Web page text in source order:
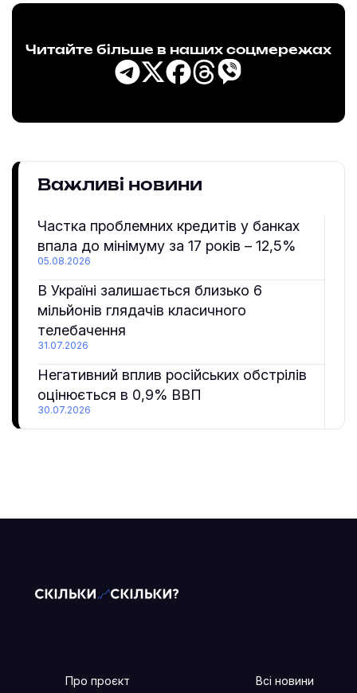
Читайте більше в наших соцмережах
Важливі новини
Частка проблемних кредитів у банках
впала до мінімуму за 17 років – 12,5%
05.08.2026
В Україні залишається близько 6
мільйонів глядачів класичного
телебачення
31.07.2026
Негативний вплив російських обстрілів
оцінюється в 0,9% ВВП
30.07.2026
Про проєкт
Всі новини